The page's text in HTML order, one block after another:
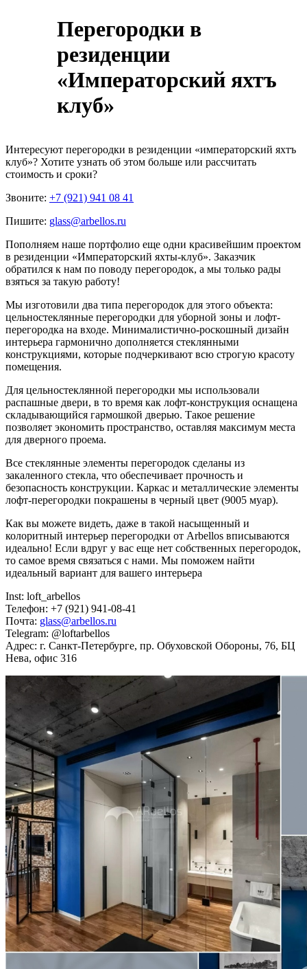
Перегородки в
резиденции
«Императорский яхтъ
клуб»
Интересуют перегородки в резиденции «императорский яхтъ
клуб»? Хотите узнать об этом больше или рассчитать
стоимость и сроки?
Звоните: +7 (921) 941 08 41
Пишите: glass@arbellos.ru
Пополняем наше портфолио еще одни красивейшим проектом
в резиденции «Императорский яхты-клуб». Заказчик
обратился к нам по поводу перегородок, а мы только рады
взяться за такую работу!
Мы изготовили два типа перегородок для этого объекта:
цельностеклянные перегородки для уборной зоны и лофт-
перегородка на входе. Минималистично-роскошный дизайн
интерьера гармонично дополняется стеклянными
конструкциями, которые подчеркивают всю строгую красоту
помещения.
Для цельностеклянной перегородки мы использовали
распашные двери, в то время как лофт-конструкция оснащена
складывающийся гармошкой дверью. Такое решение
позволяет экономить пространство, оставляя максимум места
для дверного проема.
Все стеклянные элементы перегородок сделаны из
закаленного стекла, что обеспечивает прочность и
безопасность конструкции. Каркас и металлические элементы
лофт-перегородки покрашены в черный цвет (9005 муар).
Как вы можете видеть, даже в такой насыщенный и
колоритный интерьер перегородки от Arbellos вписываются
идеально! Если вдруг у вас еще нет собственных перегородок,
то самое время связаться с нами. Мы поможем найти
идеальный вариант для вашего интерьера
Inst: loft_arbellos
Телефон: +7 (921) 941-08-41
Почта: glass@arbellos.ru
Telegram: @loftarbellos
Адрес: г. Санкт-Петербурге, пр. Обуховской Обороны, 76, БЦ
Нева, офис 316